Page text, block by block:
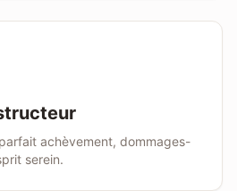
achèvement, dommages-
serein.